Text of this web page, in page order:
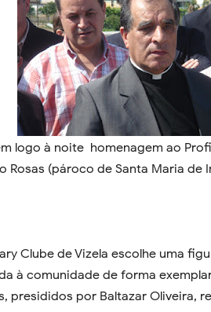
logo à noite homenagem ao
Rosas (pároco de Santa Maria de
Clube de Vizela escolhe uma
à comunidade de forma
presididos por Baltazar Oliveira,